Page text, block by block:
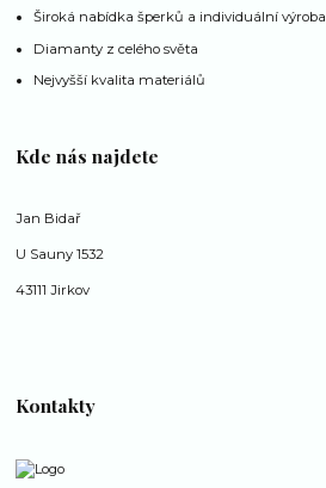
Široká nabídka šperků a individuální výroba
Diamanty z celého světa
Nejvyšší kvalita materiálů
Kde nás najdete
Jan Bidař
U Sauny 1532
43111 Jirkov
Kontakty